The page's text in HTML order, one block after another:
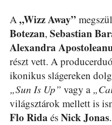
A„Wizz Away”
Botezan, Sebastian
Alexandra
részt vett. A
ikonikus slágereken
„Sun Is Up” vagy a
világsztárok mellett is
Flo Rida ésNick Jonas.